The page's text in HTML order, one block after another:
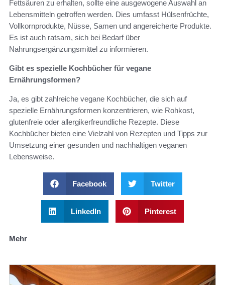
Fettsäuren zu erhalten, sollte eine ausgewogene Auswahl an
Lebensmitteln getroffen werden. Dies umfasst Hülsenfrüchte,
Vollkornprodukte, Nüsse, Samen und angereicherte Produkte.
Es ist auch ratsam, sich bei Bedarf über
Nahrungsergänzungsmittel zu informieren.
Gibt es spezielle Kochbücher für vegane
Ernährungsformen?
Ja, es gibt zahlreiche vegane Kochbücher, die sich auf
spezielle Ernährungsformen konzentrieren, wie Rohkost,
glutenfreie oder allergikerfreundliche Rezepte. Diese
Kochbücher bieten eine Vielzahl von Rezepten und Tipps zur
Umsetzung einer gesunden und nachhaltigen veganen
Lebensweise.
Facebook Twitter
LinkedIn Pinterest
Mehr